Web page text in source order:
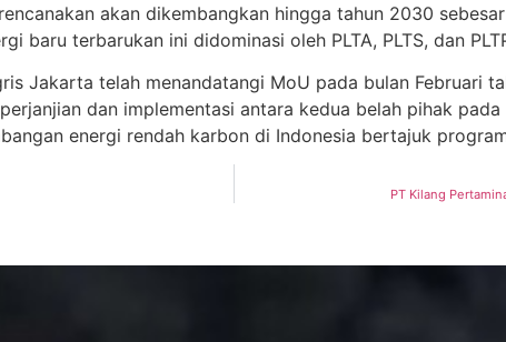
akan dikembangkan hingga tahun 2030
baru terbarukan ini didominasi oleh PLTA, PLTS, dan
Jakarta telah menandatangi MoU pada bulan Februari
dan implementasi antara kedua belah pihak
energi rendah karbon di Indonesia bertajuk
PT Kilang